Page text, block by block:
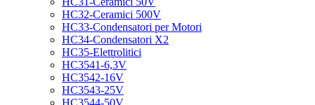
HC32-Ceramici 500V
HC33-Condensatori per Motori
HC34-Condensatori X2
HC35-Elettrolitici
HC3541-6,3V
HC3542-16V
HC3543-25V
HC3544-50V